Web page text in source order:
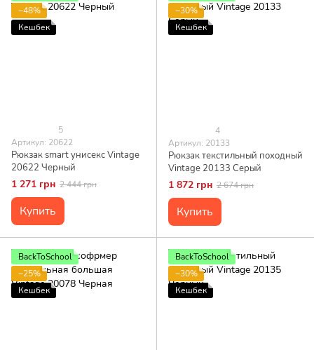
−48%
Кешбек
5
Артикул: 20622
Рюкзак smart унисекс Vintage
20622 Черный
1 271 грн 2 444 грн
Купить
−30%
Кешбек
4
Артикул: 20133
Рюкзак текстильный походный
Vintage 20133 Серый
1 872 грн 2 674 грн
Купить
BackToSchool
−25%
Кешбек
BackToSchool
−30%
Кешбек